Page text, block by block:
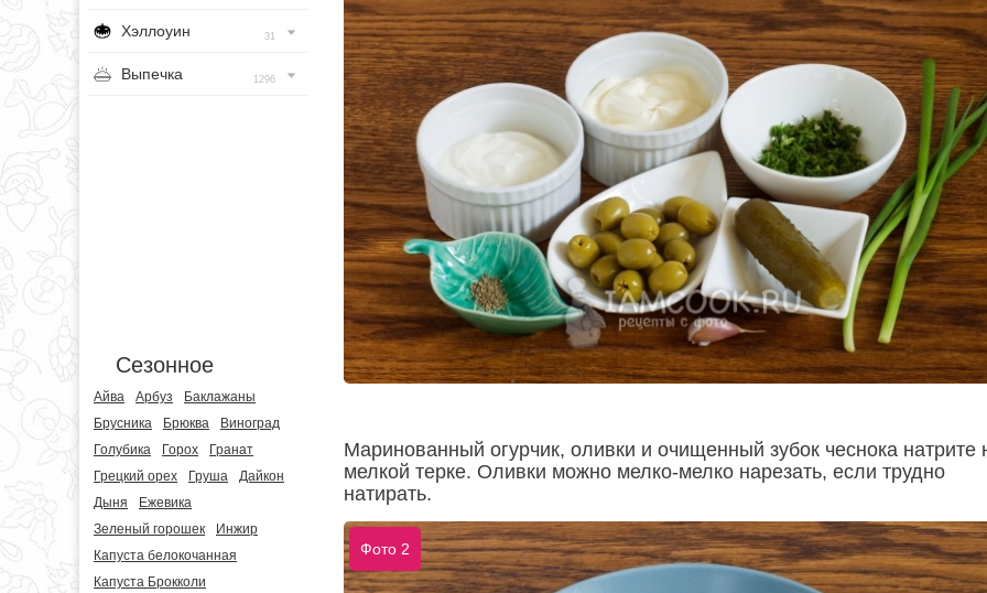
Хэллоуин 31
Выпечка 1296
Сезонное
Айва Арбуз
Баклажаны
Брусника
Брюква
Виноград
Голубика
Горох
Гранат
Грецкий орех
Груша
Дайкон
Дыня
Ежевика
Зеленый горошек
Инжир
Капуста белокочанная
Капуста Брокколи
Маринованный огурчик, оливки и очищенный зубок чеснока натрите
мелкой терке. Оливки можно мелко-мелко нарезать, если трудно
натирать.
Фото 2